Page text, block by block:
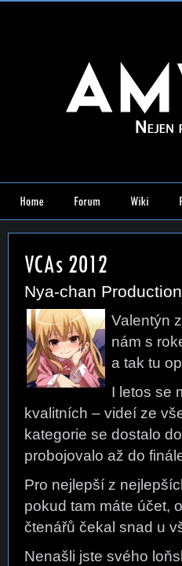
Nya-chan Production
Valentýn
nám s
a tak tu
I letos se
kvalitních – videí ze
kategorie se dostalo
probojovalo až do
Pro nejlepší z
pokud tam máte účet,
čtenářů čekal snad u
Nenašli jste svého